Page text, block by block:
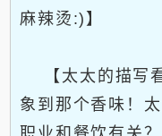
麻辣烫:)】
【太太的描写
象到那个香味！